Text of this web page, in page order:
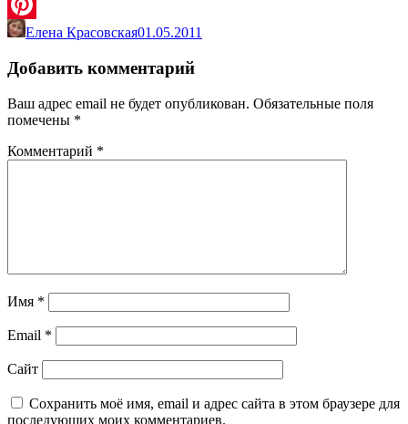
VK
Pinterest
Елена Красовская01.05.2011
Добавить комментарий
Ваш адрес email не будет опубликован. Обязательные поля
помечены *
Комментарий *
Имя *
Email *
Сайт
Сохранить моё имя, email и адрес сайта в этом браузере для
последующих моих комментариев.